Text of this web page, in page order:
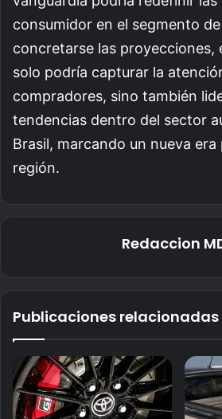
consumidor en el segmento de
concretarse las proyecciones,
solo podría capturar la
compradores, sino también
tendencias dentro del sector
Brasil, marcando un nueva
región.
Redaccion
Publicaciones relacionadas